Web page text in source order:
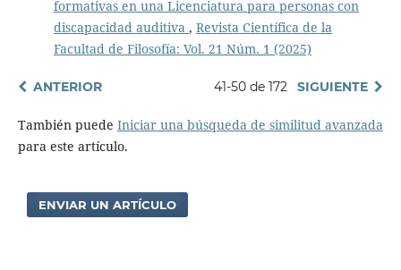
formativas en una Licenciatura para personas con
discapacidad auditiva , Revista Científica de la
Facultad de Filosofía: Vol. 21 Núm. 1 (2025)
ANTERIOR 41-50 de 172 SIGUIENTE
También puede Iniciar una búsqueda de similitud avanzada
para este artículo.
ENVIAR UN ARTÍCULO